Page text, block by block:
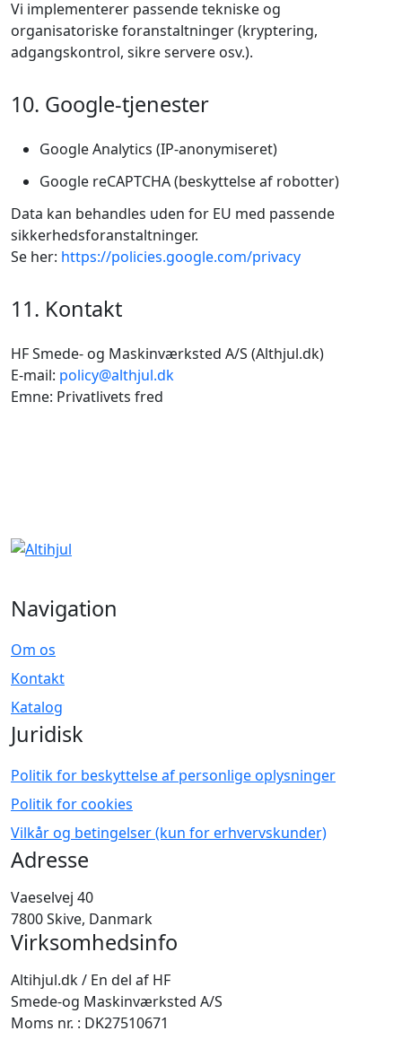
Vi implementerer passende tekniske og
organisatoriske foranstaltninger (kryptering,
adgangskontrol, sikre servere osv.).
10. Google-tjenester
Google Analytics (IP-anonymiseret)
Google reCAPTCHA (beskyttelse af robotter)
Data kan behandles uden for EU med passende
sikkerhedsforanstaltninger.
Se her: https://policies.google.com/privacy
11. Kontakt
HF Smede- og Maskinværksted A/S (Althjul.dk)
E-mail: policy@althjul.dk
Emne: Privatlivets fred
Navigation
Om os
Kontakt
Katalog
Juridisk
Politik for beskyttelse af personlige oplysninger
Politik for cookies
Vilkår og betingelser (kun for erhvervskunder)
Adresse
Vaeselvej 40
7800 Skive, Danmark
Virksomhedsinfo
Altihjul.dk / En del af HF
Smede-og Maskinværksted A/S
Moms nr. : DK27510671